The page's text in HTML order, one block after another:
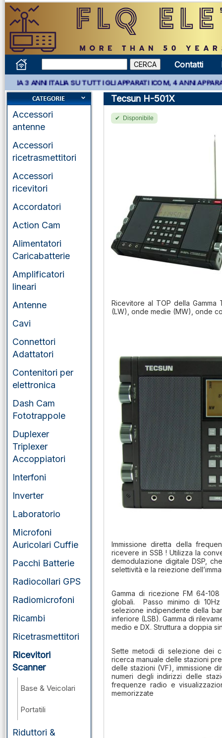
Contatti
SU TUTTI GLI APPARATI ICOM, 4 ANNI APPARATI
Accessori
antenne
Accessori
ricetrasmettitori
Accessori
ricevitori
Accordatori
Action Cam
Alimentatori
Caricabatterie
Amplificatori
lineari
Antenne
Cavi
Connettori
Adattatori
Contenitori per
elettronica
Dash Cam
Fototrappole
Duplexer
Triplexer
Accoppiatori
Interfoni
Inverter
Laboratorio
Microfoni
Auricolari Cuffie
Pacchi Batterie
Radiocollari GPS
Radiomicrofoni
Ricambi
Ricetrasmettitori
Ricevitori
Scanner
Base & Veicolari
Portatili
Riduttori &
Tecsun H-501X
Disponibile
Ricevitore al TOP della
(LW), onde medie (MW), onde
Immissione diretta della
ricevere in SSB ! Utilizza la
demodulazione digitale DSP,
selettività e la reiezione
Gamma di ricezione FM 64-
globali. Passo minimo di
selezione indipendente della
inferiore (LSB). Gamma di
medio e DX. Struttura a doppia
Sette metodi di selezione dei
ricerca manuale delle stazioni
delle stazioni (VF), immissione
numeri degli indirizzi delle
frequenze radio e
memorizzate